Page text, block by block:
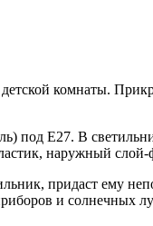
комнаты.
под Е27. В
наружный
придаст ему
и солнечных